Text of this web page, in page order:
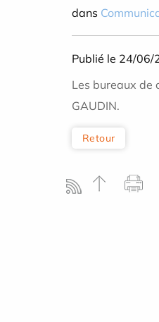
dans
Publié le 24/06/
Les bureaux de
GAUDIN.
Retour